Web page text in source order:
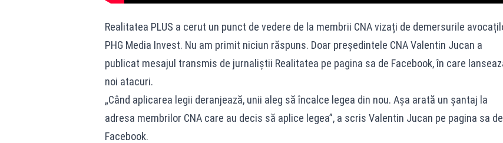
Realitatea PLUS a cerut un punct de vedere de la membrii CNA vizați de demersurile
PHG Media Invest. Nu am primit niciun răspuns. Doar președintele CNA Valentin Jucan a
publicat mesajul transmis de jurnaliștii Realitatea pe pagina sa de Facebook, în care
noi atacuri.
„Când aplicarea legii deranjează, unii aleg să încalce legea din nou. Așa arată un șantaj la
adresa membrilor CNA care au decis să aplice legea”, a scris Valentin Jucan pe pagina sa de
Facebook.